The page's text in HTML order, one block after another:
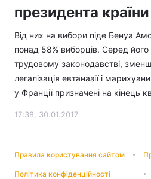
президента країни
Від них на вибори піде Бенуа
понад 58% виборців. Серед його
трудовому законодавстві,
легалізація евтаназії і
у Франції призначені на кінець
17:38, 30.01.2017
Правила користування сайтом
Політика конфіденційності